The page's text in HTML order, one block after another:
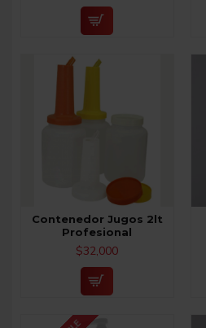
Contenedor Jugos 2lt
Profesional
$32,000